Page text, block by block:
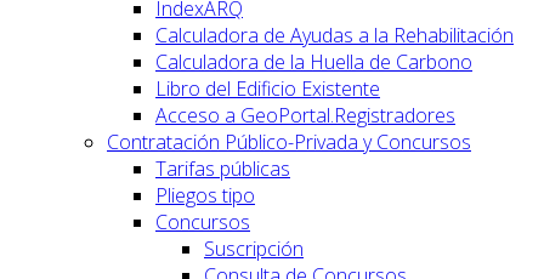
IndexARQ
Calculadora de Ayudas a la Rehabilitación
Calculadora de la Huella de Carbono
Libro del Edificio Existente
Acceso a GeoPortal.Registradores
Contratación Público-Privada y Concursos
Tarifas públicas
Pliegos tipo
Concursos
Suscripción